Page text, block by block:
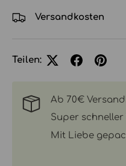
Versandkosten
Teilen:
Ab 70€
Super schneller
Mit Liebe